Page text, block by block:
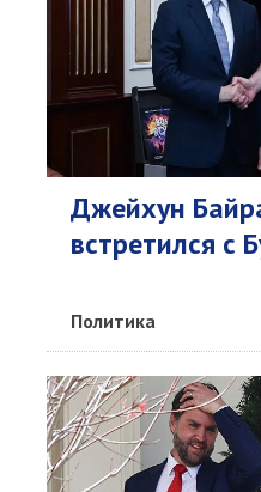
Джейхун
встретился с
Политика